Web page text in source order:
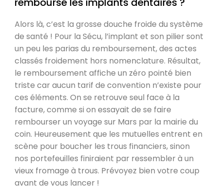
Alors là, c’est la grosse douche froide du système
de santé ! Pour la Sécu, l’implant et son pilier sont
un peu les parias du remboursement, des actes
classés froidement hors nomenclature. Résultat,
le remboursement affiche un zéro pointé bien
triste car aucun tarif de convention n’existe pour
ces éléments. On se retrouve seul face à la
facture, comme si on essayait de se faire
rembourser un voyage sur Mars par la mairie du
coin. Heureusement que les mutuelles entrent en
scène pour boucher les trous financiers, sinon
nos portefeuilles finiraient par ressembler à un
vieux fromage à trous. Prévoyez bien votre coup
avant de vous lancer !